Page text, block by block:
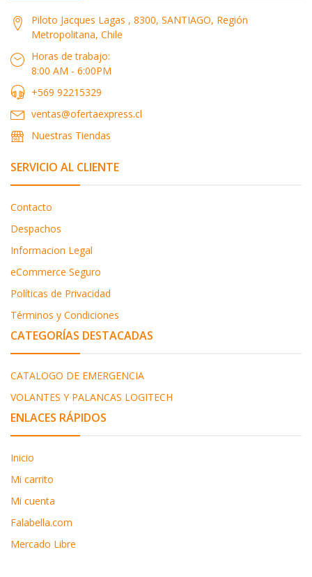
Piloto Jacques Lagas , 8300, SANTIAGO, Región
Metropolitana, Chile
Horas de trabajo:
8:00 AM - 6:00PM
+569 92215329
ventas@ofertaexpress.cl
Nuestras Tiendas
SERVICIO AL CLIENTE
Contacto
Despachos
Informacion Legal
eCommerce Seguro
Políticas de Privacidad
Términos y Condiciones
CATEGORÍAS DESTACADAS
CATALOGO DE EMERGENCIA
VOLANTES Y PALANCAS LOGITECH
ENLACES RÁPIDOS
Inicio
Mi carrito
Mi cuenta
Falabella.com
Mercado Libre